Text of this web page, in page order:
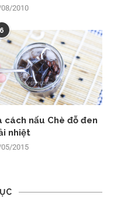
2010
6
cách nấu Chè đỗ đen
nhiệt
2015